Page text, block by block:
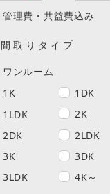
管理費・共益費込み
間取りタイプ
ワンルーム
1K
1DK
1LDK
2K
2DK
2LDK
3K
3DK
3LDK
4K～